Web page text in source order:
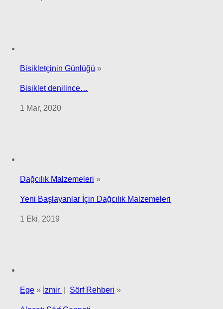
Bisikletçinin Günlüğü »
Bisiklet denilince…
1 Mar, 2020
Dağcılık Malzemeleri »
Yeni Başlayanlar İçin Dağcılık Malzemeleri
1 Eki, 2019
Ege » İzmir Sörf Rehberi »